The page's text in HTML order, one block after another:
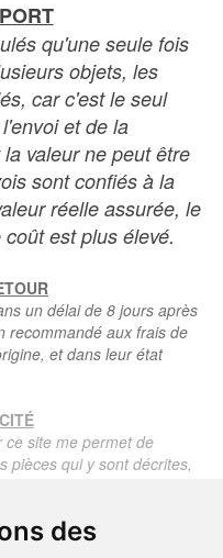
des
qu'une seule fois
objets, les
car c'est le seul
et de la
valeur ne peut être
sont confiés à la
réelle assurée, le
est plus élevé.
un délai de 8 jours après
recommandé aux frais de
et dans leur état
site me permet de
pièces qui y sont décrites,
d'époque et authentiques,
description.
la description
vente, accompagné d'une